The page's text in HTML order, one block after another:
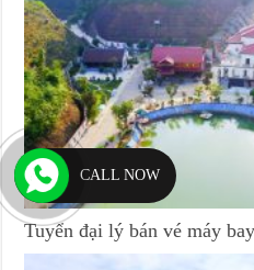
Tuyển đại lý bán vé máy
CALL NOW